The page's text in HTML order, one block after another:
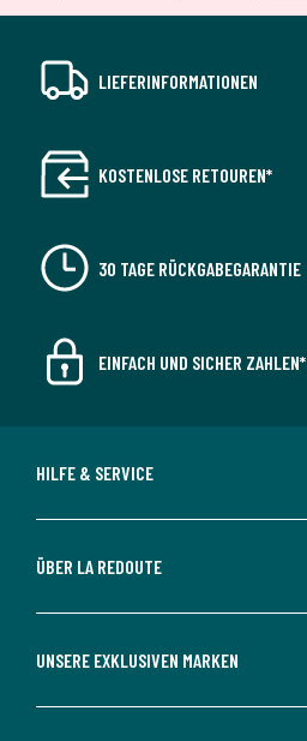
LIEFERINFORMATIONEN
KOSTENLOSE RETOUREN*
30 TAGE RÜCKGABEGARANTIE
EINFACH UND SICHER ZAHLEN*
HILFE & SERVICE
ÜBER LA REDOUTE
UNSERE EXKLUSIVEN MARKEN